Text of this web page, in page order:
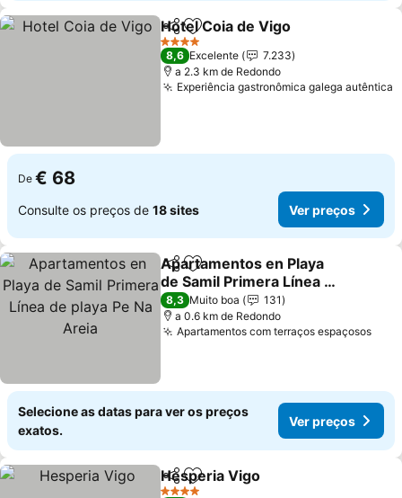
PartilharAdicionar aos favoritos
Hotel Coia de Vigo
4 Estrelas
8,6 Excelente
7.233
a 2.3 km de Redondo
Experiência gastronômica galega autêntica
De € 68
Consulte os preços de 18 sites Ver preços
PartilharAdicionar aos favoritos
Apartamentos en Playa
de Samil Primera Línea de
playa Pe Na Areia
8,3 Muito boa
131
a 0.6 km de Redondo
Apartamentos com terraços espaçosos
Selecione as datas para ver os preços
exatos.
Ver preços
PartilharAdicionar aos favoritos
Hesperia Vigo